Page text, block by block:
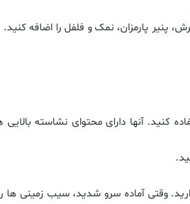
پنیر پارمزان، نمک و فلفل را اضافه کنید.
کنید. آنها دارای محتوای نشاسته
کنید و تا ۲۴ ساعت در یخچال بگذارید. وقتی آماده سرو شدید، سیب زمینی